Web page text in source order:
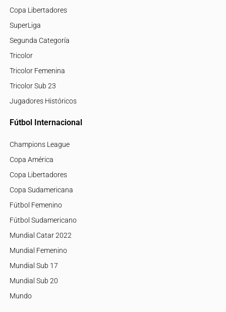
Copa Libertadores
SuperLiga
Segunda Categoría
Tricolor
Tricolor Femenina
Tricolor Sub 23
Jugadores Históricos
Fútbol Internacional
Champions League
Copa América
Copa Libertadores
Copa Sudamericana
Fútbol Femenino
Fútbol Sudamericano
Mundial Catar 2022
Mundial Femenino
Mundial Sub 17
Mundial Sub 20
Mundo